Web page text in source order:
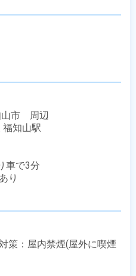
市　周辺
福知山駅
車で3分
り
策：屋内禁煙(屋外に喫煙